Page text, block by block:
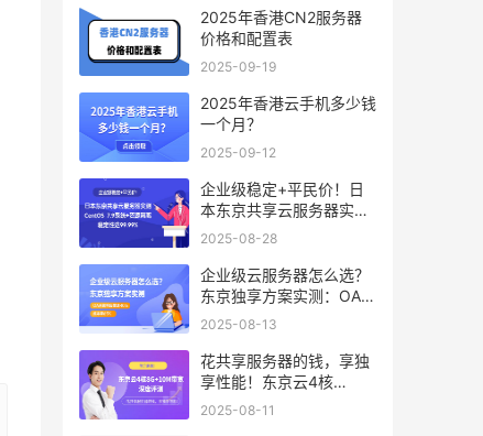
2025年香港CN2服务器
价格和配置表
2025-09-19
2025年香港云手机多少钱
一个月？
2025-09-12
企业级稳定+平民价！日
本东京共享云服务器实
测：CentOS 7.9系统+资
99.99%
2025-08-28
企业级云服务器怎么选？
东京独享方案实测：OA系
统响应提速40%，成本降
2025-08-13
花共享服务器的钱，享独
享性能！东京云4核
8G+10M带宽降价来袭
2025-08-11